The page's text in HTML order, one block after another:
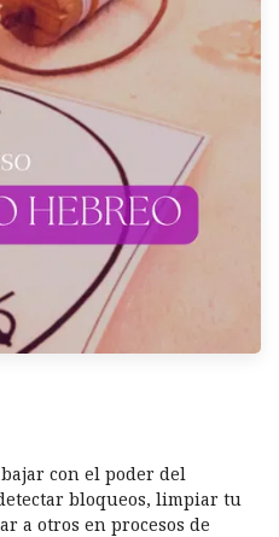
con el poder del
bloqueos, limpiar tu
a otros en procesos de